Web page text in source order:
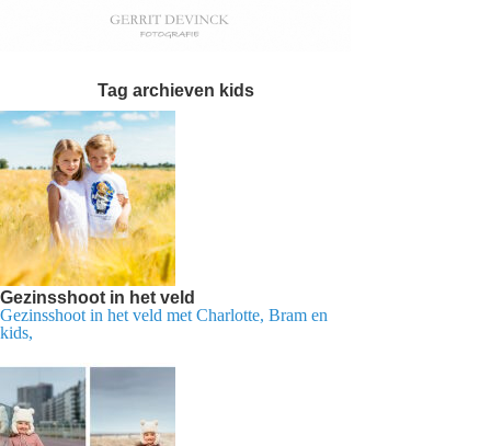
Tag archieven kids
Gezinsshoot in het veld
Gezinsshoot in het veld met Charlotte, Bram en
kids,